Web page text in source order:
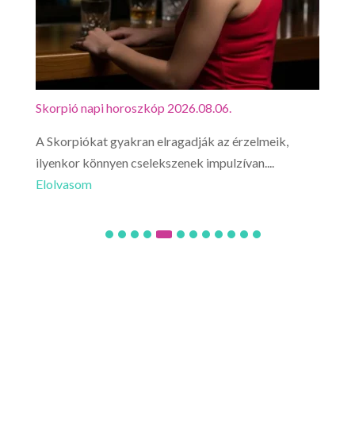
Skorpió napi horoszkóp 2026.08.06.
A Skorpiókat gyakran elragadják az érzelmeik,
ilyenkor könnyen cselekszenek impulzívan....
Elolvasom